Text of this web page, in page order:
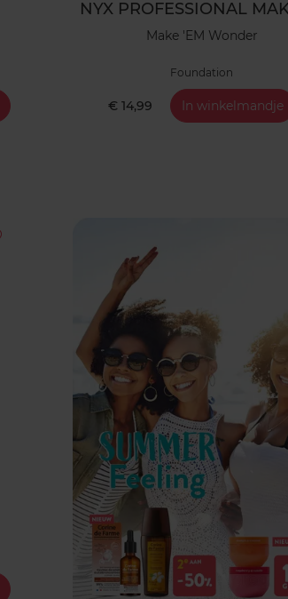
NYX PROFESSIONAL
Make 'EM Wonder
Foundation
€ 14,99 In winkelmandje